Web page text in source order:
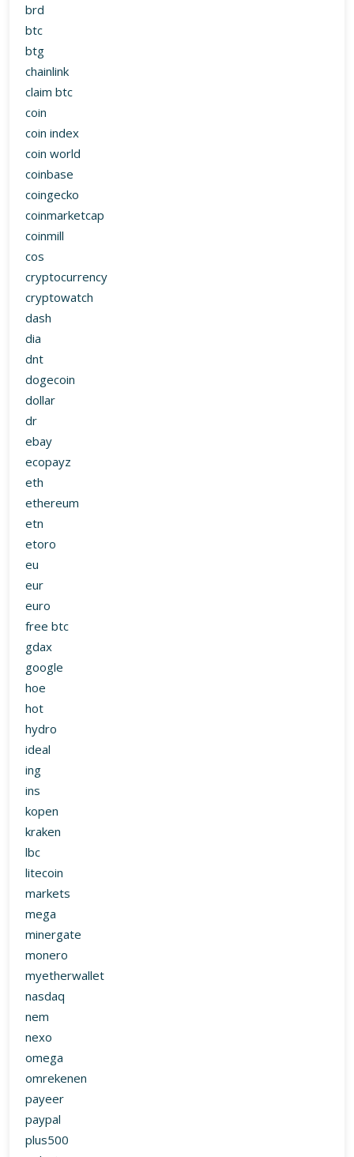
brd
btc
btg
chainlink
claim btc
coin
coin index
coin world
coinbase
coingecko
coinmarketcap
coinmill
cos
cryptocurrency
cryptowatch
dash
dia
dnt
dogecoin
dollar
dr
ebay
ecopayz
eth
ethereum
etn
etoro
eu
eur
euro
free btc
gdax
google
hoe
hot
hydro
ideal
ing
ins
kopen
kraken
lbc
litecoin
markets
mega
minergate
monero
myetherwallet
nasdaq
nem
nexo
omega
omrekenen
payeer
paypal
plus500